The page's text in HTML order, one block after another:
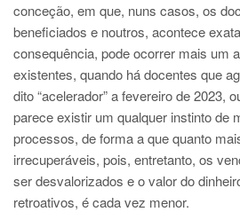
conceção, em que, nuns casos, os
beneficiados e noutros, acontece
consequência, pode ocorrer mais um
existentes, quando há docentes que
dito “acelerador” a fevereiro de 2023,
parece existir um qualquer instinto de
processos, de forma a que quanto
irrecuperáveis, pois, entretanto, os
ser desvalorizados e o valor do
retroativos, é cada vez menor.